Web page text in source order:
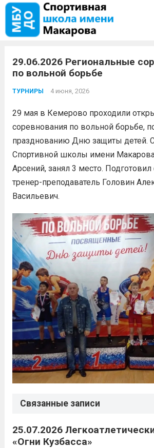
29.06.2026 Региональные
по вольной борьбе
ТУРНИРЫ 4 июня, 2026
29 мая в Кемерово проходили
соревнования по вольной борьбе,
празднованию Дню защиты детей.
Спортивной школы имени
Арсений, занял 3 место. Подготовил
тренер-преподаватель Головин
Васильевич.
Связанные записи
25.07.2026
«Огни Кузбасса»